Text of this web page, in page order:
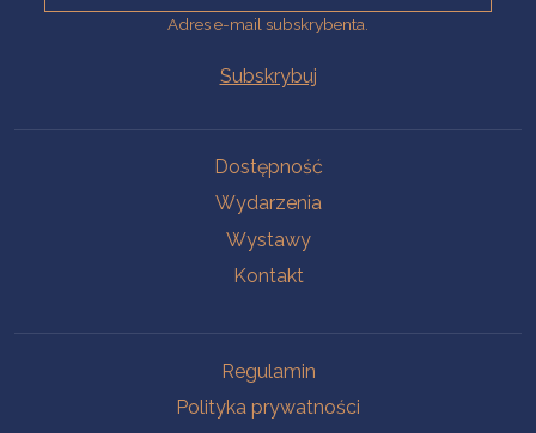
Adres e-mail subskrybenta.
Dostępność
Wydarzenia
Wystawy
Kontakt
Regulamin
Polityka prywatności